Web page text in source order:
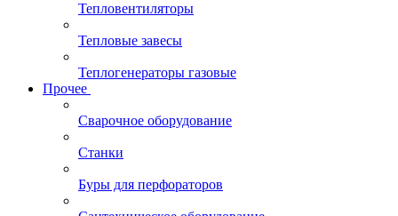
Тепловентиляторы
Тепловые завесы
Теплогенераторы газовые
Прочее
Сварочное оборудование
Станки
Буры для перфораторов